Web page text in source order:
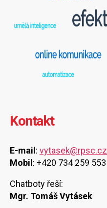
Kontakt
E-mail : vytasek@rpsc.cz
Mobil : +420 734 259 553
Chatboty řeší:
Mgr. Tomáš Vytásek